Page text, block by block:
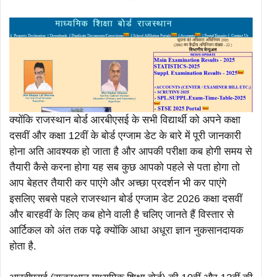
क्योंकि राजस्थान बोर्ड आरबीएसई के सभी विद्यार्थी को अपने कक्षा
दसवीं और कक्षा 12वीं के बोर्ड एग्जाम डेट के बारे में पूरी जानकारी
होना अति आवश्यक हो जाता है और आपकी परीक्षा कब होगी समय से
तैयारी कैसे करना होगा यह सब कुछ आपको पहले से पता होगा तो
आप बेहतर तैयारी कर पाएंगे और अच्छा प्रदर्शन भी कर पाएंगे
इसलिए सबसे पहले राजस्थान बोर्ड एग्जाम डेट 2026 कक्षा दसवीं
और बारहवीं के लिए कब होने वाली है चलिए जानते हैं विस्तार से
आर्टिकल को अंत तक पढ़े क्योंकि आधा अधूरा ज्ञान नुकसानदायक
होता है.